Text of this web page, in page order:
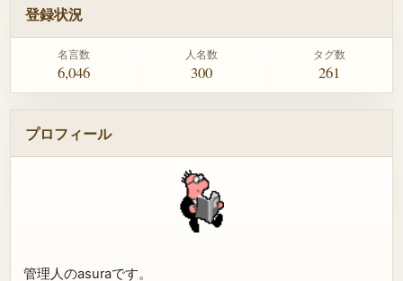
登録状況
名言数
6,046
人名数
300
タグ数
261
プロフィール
管理人のasuraです。